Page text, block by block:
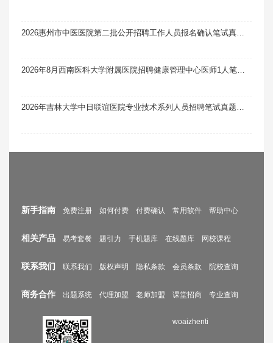
新手指南 免费注册 如何付费 付费确认 常用软件 帮助中心
相关产品 易考套餐 题引力 手机题库 在线题库 网校课程
联系我们 联系我们 版权声明 隐私条款 会员条款 院校查询
商务合作 出题系统 代理加盟 老师加盟 课堂招商 专业查询
woaizhenti